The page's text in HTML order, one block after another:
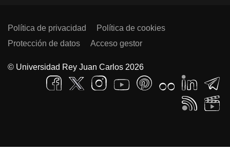
Política de privacidad
Política de cookies
Protección de datos
Acceso gestor
© Universidad Rey Juan Carlos 2026